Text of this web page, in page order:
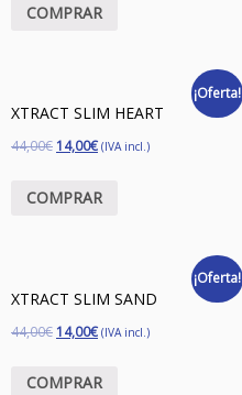
COMPRAR
¡Oferta!
XTRACT SLIM HEART
44,00€ 14,00€ (IVA incl.)
COMPRAR
¡Oferta!
XTRACT SLIM SAND
44,00€ 14,00€ (IVA incl.)
COMPRAR